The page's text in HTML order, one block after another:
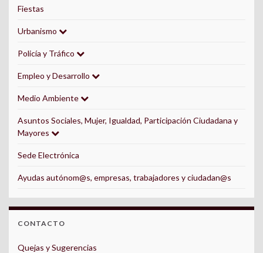
Fiestas
Urbanismo
Policía y Tráfico
Empleo y Desarrollo
Medio Ambiente
Asuntos Sociales, Mujer, Igualdad, Participación Ciudadana y
Mayores
Sede Electrónica
Ayudas autónom@s, empresas, trabajadores y ciudadan@s
CONTACTO
Quejas y Sugerencias